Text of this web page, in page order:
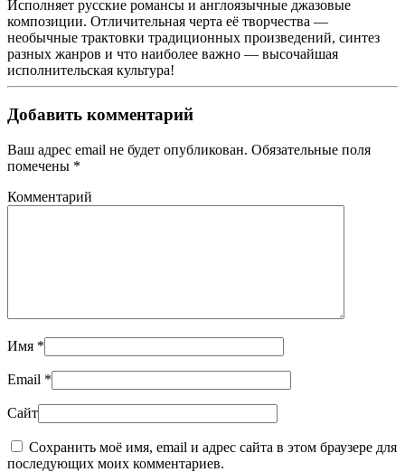
Исполняет русские романсы и англоязычные джазовые
композиции. Отличительная черта её творчества —
необычные трактовки традиционных произведений, синтез
разных жанров и что наиболее важно — высочайшая
исполнительская культура!
Добавить комментарий
Ваш адрес email не будет опубликован. Обязательные поля
помечены *
Комментарий
Имя *
Email *
Сайт
Сохранить моё имя, email и адрес сайта в этом браузере для
последующих моих комментариев.